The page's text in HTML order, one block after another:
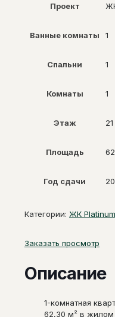
Проект
Ванные комнаты 1
Спальни 1
Комнаты 1
Этаж 21
Площадь
Год сдачи
Категории: ЖК Platinum
Заказать просмотр
Описание
1-комнатная
62,30 м² в жилом